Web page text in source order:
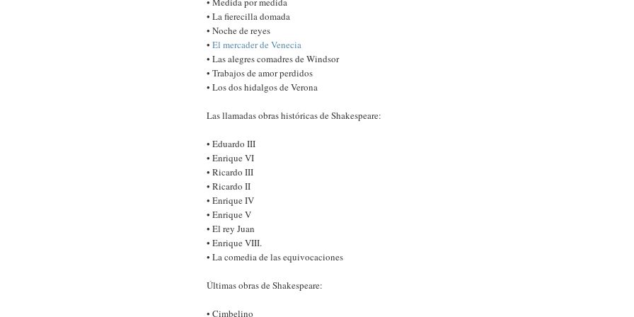
• La fierecilla domada
• Noche de reyes
• El mercader de Venecia
• Las alegres comadres de Windsor
• Trabajos de amor perdidos
• Los dos hidalgos de Verona
Las llamadas obras históricas de Shakespeare:
• Eduardo III
• Enrique VI
• Ricardo III
• Ricardo II
• Enrique IV
• Enrique V
• El rey Juan
• Enrique VIII.
• La comedia de las equivocaciones
Últimas obras de Shakespeare:
• Cimbelino